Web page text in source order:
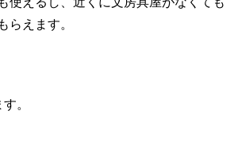
らえます。
。